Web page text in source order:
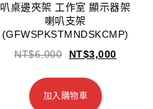
叭桌邊夾架 工作室 顯示器架
喇叭支架
(GFWSPKSTMNDSKCMP)
NT$6,000 NT$3,000
加入購物車